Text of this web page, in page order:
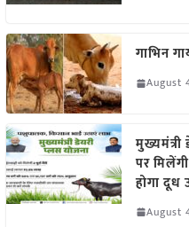
गाभिन
August
पर
होगा दूध
August